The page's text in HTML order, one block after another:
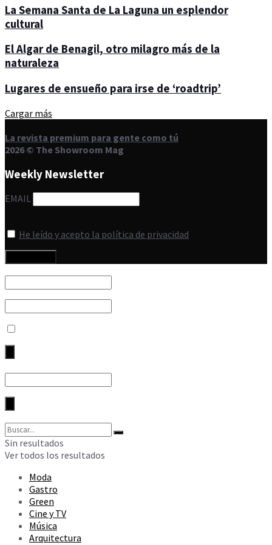
La Semana Santa de La Laguna un esplendor
cultural
El Algar de Benagil, otro milagro más de la
naturaleza
Lugares de ensueño para irse de ‘roadtrip’
Cargar más
La revista premium para gente como tú
2026 © The Showroom Mag
Weekly Newsletter
EMAIL
He leído y acepto la política de privacidad
Sin resultados
Ver todos los resultados
Moda
Gastro
Green
Cine y TV
Música
Arquitectura